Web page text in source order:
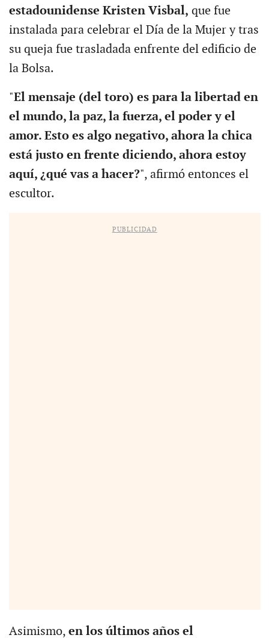
estadounidense Kristen Visbal, que fue
instalada para celebrar el Día de la Mujer y tras
su queja fue trasladada enfrente del edificio de
la Bolsa.
"El mensaje (del toro) es para la libertad en
el mundo, la paz, la fuerza, el poder y el
amor. Esto es algo negativo, ahora la chica
está justo en frente diciendo, ahora estoy
aquí, ¿qué vas a hacer?", afirmó entonces el
escultor.
PUBLICIDAD
Asimismo, en los últimos años el